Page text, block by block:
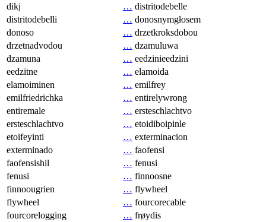
dikj
… distritodebelle
distritodebelli
… donosnymgłosem
donoso
… drzetkroksdobou
drzetnadvodou
… dzamuluwa
dzamuna
… eedzinieedzini
eedzitne
… elamoida
elamoiminen
… emilfrey
emilfriedrichka
… entirelywrong
entiremale
… ersteschlachtvo
ersteschlachtvo
… etoidiboipinle
etoifeyinti
… exterminacion
exterminado
… faofensi
faofensishil
… fenusi
fenusi
… finnoosne
finnoougrien
… flywheel
flywheel
… fourcorecable
fourcorelogging
… frøydis